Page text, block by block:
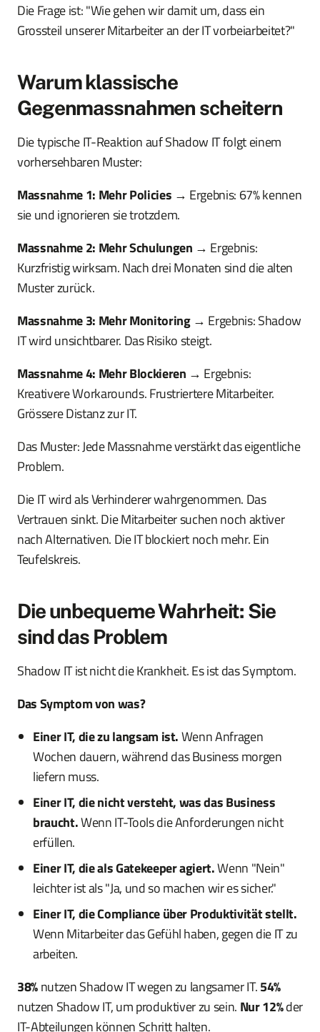
Die Frage ist: "Wie gehen wir damit um, dass ein
Grossteil unserer Mitarbeiter an der IT vorbeiarbeitet?"
Warum klassische
Gegenmassnahmen scheitern
Die typische IT-Reaktion auf Shadow IT folgt einem
vorhersehbaren Muster:
Massnahme 1: Mehr Policies → Ergebnis: 67% kennen
sie und ignorieren sie trotzdem.
Massnahme 2: Mehr Schulungen → Ergebnis:
Kurzfristig wirksam. Nach drei Monaten sind die alten
Muster zurück.
Massnahme 3: Mehr Monitoring→ Ergebnis: Shadow
IT wird unsichtbarer. Das Risiko steigt.
Massnahme 4: Mehr Blockieren → Ergebnis:
Kreativere Workarounds. Frustriertere Mitarbeiter.
Grössere Distanz zur IT.
Das Muster: Jede Massnahme verstärkt das eigentliche
Problem.
Die IT wird als Verhinderer wahrgenommen. Das
Vertrauen sinkt. Die Mitarbeiter suchen noch aktiver
nach Alternativen. Die IT blockiert noch mehr. Ein
Teufelskreis.
Die unbequeme Wahrheit: Sie
sind das Problem
Shadow IT ist nicht die Krankheit. Es ist das Symptom.
Das Symptom von was?
Einer IT, die zu langsam ist.Wenn Anfragen
Wochen dauern, während das Business morgen
liefern muss.
Einer IT, die nicht versteht, was das Business
braucht.Wenn IT-Tools die Anforderungen nicht
erfüllen.
Einer IT, die als Gatekeeper agiert.Wenn "Nein"
leichter ist als "Ja, und so machen wir es sicher."
Einer IT, die Compliance über Produktivität stellt.
Wenn Mitarbeiter das Gefühl haben, gegen die IT zu
arbeiten.
38%nutzen Shadow IT wegen zu langsamer IT.54%
nutzen Shadow IT, um produktiver zu sein. Nur 12%der
IT-Abteilungen können Schritt halten.